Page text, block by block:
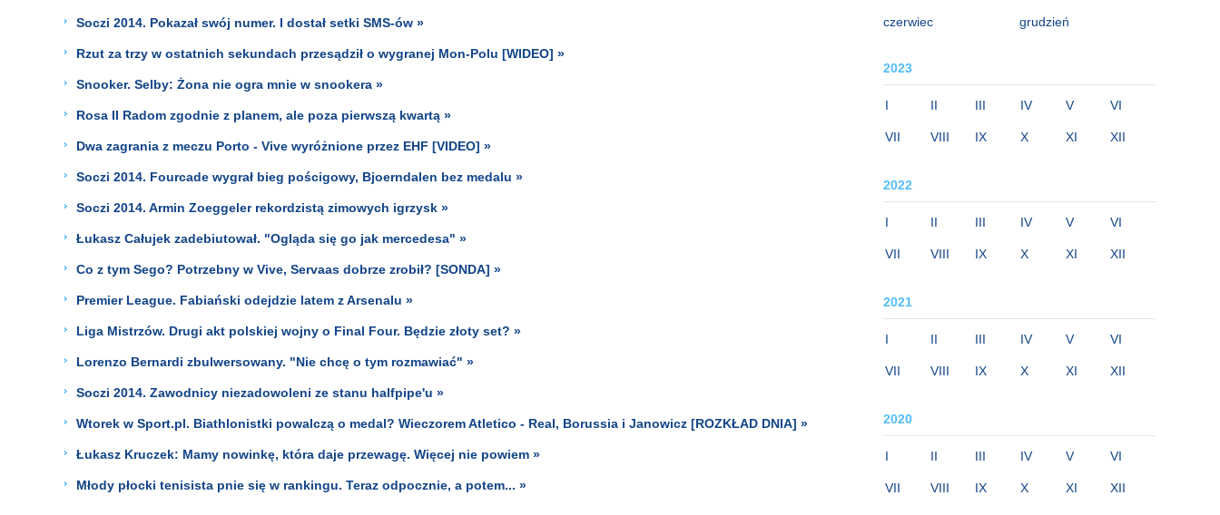
czerwiec grudzień
2023
I II III IV V VI
VII VIII IX X XI XII
2022
I II III IV V VI
VII VIII IX X XI XII
2021
I II III IV V VI
VII VIII IX X XI XII
2020
I II III IV V VI
VII VIII IX X XI XII
Soczi 2014. Pokazał swój numer. I dostał setki SMS-ów »
Rzut za trzy w ostatnich sekundach przesądził o wygranej Mon-Polu [WIDEO] »
Snooker. Selby: Żona nie ogra mnie w snookera »
Rosa II Radom zgodnie z planem, ale poza pierwszą kwartą »
Dwa zagrania z meczu Porto - Vive wyróżnione przez EHF [VIDEO] »
Soczi 2014. Fourcade wygrał bieg pościgowy, Bjoerndalen bez medalu »
Soczi 2014. Armin Zoeggeler rekordzistą zimowych igrzysk »
Łukasz Całujek zadebiutował. "Ogląda się go jak mercedesa" »
Co z tym Sego? Potrzebny w Vive, Servaas dobrze zrobił? [SONDA] »
Premier League. Fabiański odejdzie latem z Arsenalu »
Liga Mistrzów. Drugi akt polskiej wojny o Final Four. Będzie złoty set? »
Lorenzo Bernardi zbulwersowany. "Nie chcę o tym rozmawiać" »
Soczi 2014. Zawodnicy niezadowoleni ze stanu halfpipe'u »
Wtorek w Sport.pl. Biathlonistki powalczą o medal? Wieczorem Atletico - Real, Borussia i Janowicz [ROZKŁAD DNIA] »
Łukasz Kruczek: Mamy nowinkę, która daje przewagę. Więcej nie powiem »
Młody płocki tenisista pnie się w rankingu. Teraz odpocznie, a potem... »